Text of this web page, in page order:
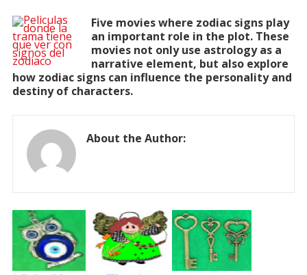
Five movies where zodiac signs play
an important role in the plot. These
movies not only use astrology as a
narrative element, but also explore
how zodiac signs can influence the personality and
destiny of characters.
About the Author: